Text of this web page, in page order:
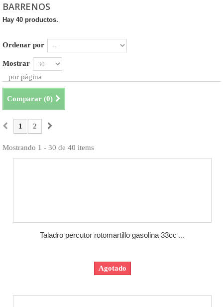
BARRENOS
Hay 40 productos.
Ordenar por
Mostrar
por página
Comparar (0)
1 2
Mostrando 1 - 30 de 40 items
Taladro percutor rotomartillo gasolina 33cc ...
Agotado